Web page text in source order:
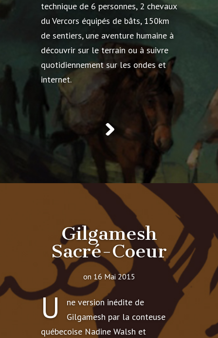
technique de 6 personnes, 2 chevaux
du Vercors équipés de bâts, 150km
de sentiers, une aventure humaine à
découvrir sur le terrain ou à suivre
quotidiennement sur les ondes et
internet.
Gilgamesh
Sacré-Coeur
on 16 Mai 2015
U
ne version inédite de
Gilgamesh par la conteuse
québecoise Nadine Walsh et